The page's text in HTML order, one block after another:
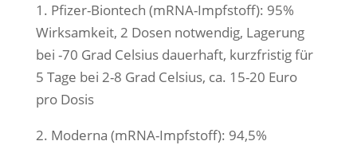
1. Pfizer-Biontech (mRNA-Impfstoff): 95%
Wirksamkeit, 2 Dosen notwendig, Lagerung
bei -70 Grad Celsius dauerhaft, kurzfristig für
5 Tage bei 2-8 Grad Celsius, ca. 15-20 Euro
pro Dosis
2. Moderna (mRNA-Impfstoff): 94,5%